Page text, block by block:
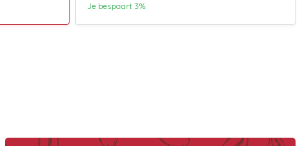
Je bespaart 3%